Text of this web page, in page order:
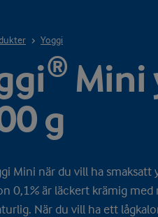
Yoggi
g
Mini när du vill ha
0,1% är läckert krämig
När du vill ha ett